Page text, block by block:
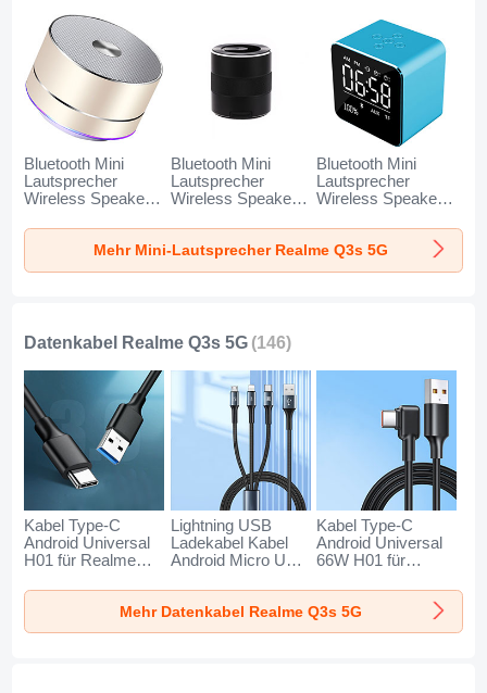
Bluetooth Mini
Lautsprecher
Wireless Speaker
Realme Q3s 5G
Bluetooth Mini
Lautsprecher
Wireless Speaker
Realme Q3s 5G
Schwarz
Bluetooth Mini
Lautsprecher
Wireless Speaker
Realme Q3s 5G
Blau
Mehr Mini-Lautsprecher Realme Q3s 5G
Datenkabel Realme Q3s 5G (146)
Kabel Type-C
Android Universal
H01 für Realme
Dunkelgrau
Lightning USB
Ladekabel Kabel
Android Micro USB
für Realme Q3s 5G
Schwarz
Kabel Type-C
Android Universal
66W H01 für
Schwarz
Mehr Datenkabel Realme Q3s 5G